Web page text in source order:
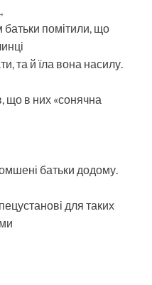
помітили, що
та й їла вона насилу.
що в них «сонячна
батьки додому.
для таких